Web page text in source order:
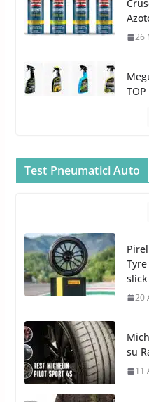
26
5
Test Pneumatici Auto
20
su
11